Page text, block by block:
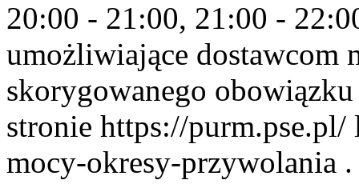
20:00 - 21:00, 21:00 -
umożliwiające dostawcom
skorygowanego
stronie https://
mocy-okresy-przywolania